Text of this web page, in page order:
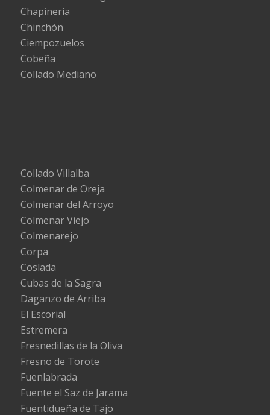
Chapinería
Chinchón
Ciempozuelos
Cobeña
Collado Mediano
Collado Villalba
Colmenar de Oreja
Colmenar del Arroyo
Colmenar Viejo
Colmenarejo
Corpa
Coslada
Cubas de la Sagra
Daganzo de Arriba
El Escorial
Estremera
Fresnedillas de la Oliva
Fresno de Torote
Fuenlabrada
Fuente el Saz de Jarama
Fuentidueña de Tajo